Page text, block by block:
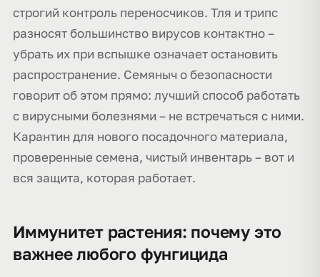
строгий контроль переносчиков. Тля и трипс
разносят большинство вирусов контактно –
убрать их при вспышке означает остановить
распространение. Семяныч о безопасности
говорит об этом прямо: лучший способ работать
с вирусными болезнями – не встречаться с ними.
Карантин для нового посадочного материала,
проверенные семена, чистый инвентарь – вот и
вся защита, которая работает.
Иммунитет растения: почему это
важнее любого фунгицида